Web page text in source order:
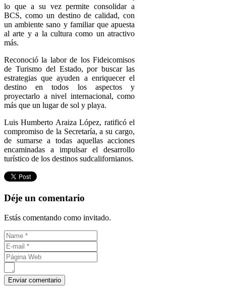
lo que a su vez permite consolidar a
BCS, como un destino de calidad, con
un ambiente sano y familiar que apuesta
al arte y a la cultura como un atractivo
más.
Reconoció la labor de los Fideicomisos
de Turismo del Estado, por buscar las
estrategias que ayuden a enriquecer el
destino en todos los aspectos y
proyectarlo a nivel internacional, como
más que un lugar de sol y playa.
Luis Humberto Araiza López, ratificó el
compromiso de la Secretaría, a su cargo,
de sumarse a todas aquellas acciones
encaminadas a impulsar el desarrollo
turístico de los destinos sudcalifornianos.
Déje un comentario
Estás comentando como invitado.